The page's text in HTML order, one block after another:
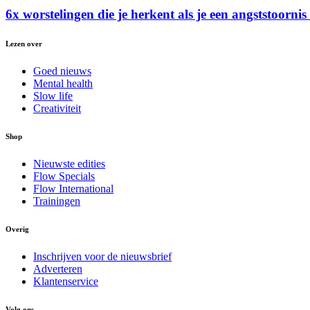
6x worstelingen die je herkent als je een angststoornis
Lezen over
Goed nieuws
Mental health
Slow life
Creativiteit
Shop
Nieuwste edities
Flow Specials
Flow International
Trainingen
Overig
Inschrijven voor de nieuwsbrief
Adverteren
Klantenservice